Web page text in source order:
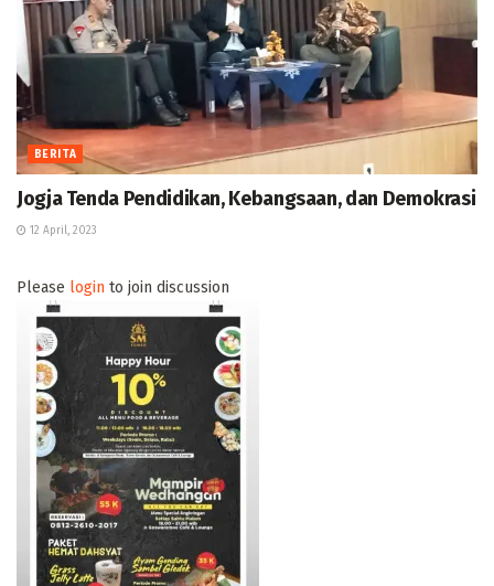
BERITA
Jogja Tenda Pendidikan, Kebangsaan, dan Demokrasi
12 April, 2023
Please login to join discussion